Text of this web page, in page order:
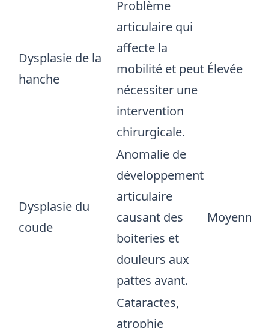
Dysplasie de la
hanche
Problème
articulaire qui
affecte la
mobilité et peut
nécessiter une
intervention
chirurgicale.
Élevée
Dysplasie du
coude
Anomalie de
développement
articulaire
causant des
boiteries et
douleurs aux
pattes avant.
Moyenne
Cataractes,
atrophie